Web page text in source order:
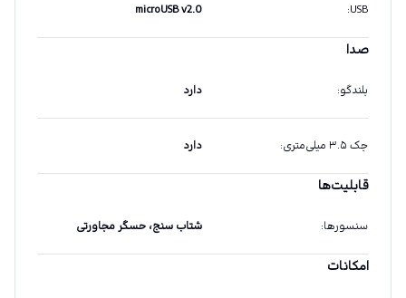
USB
:
microUSB v2.0
صدا
بلندگو: دارد
جک ۳.۵ میلی‌متری : دارد
قابلیت‌ها
سنسورها: شتاب سنج، حسگر مجاورتی
امکانات